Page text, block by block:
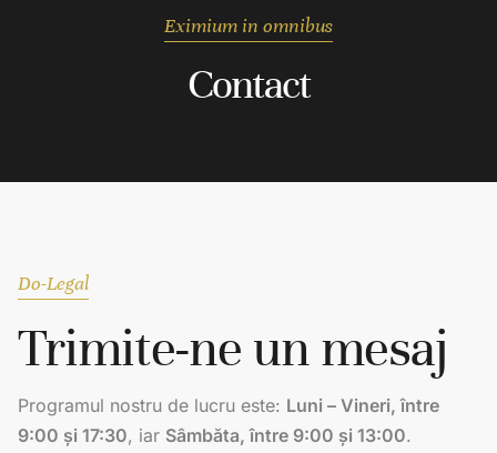
Eximium in omnibus
Contact
Do-Legal
Trimite-ne un mesaj
Programul nostru de lucru este: Luni – Vineri, între
9:00 și 17:30, iar Sâmbăta, între 9:00 și 13:00.